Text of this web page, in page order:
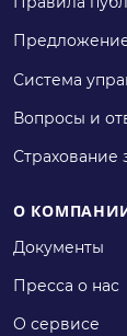
Система
Вопросы и
Страхование
О
Документы
Пресса о нас
О сервисе